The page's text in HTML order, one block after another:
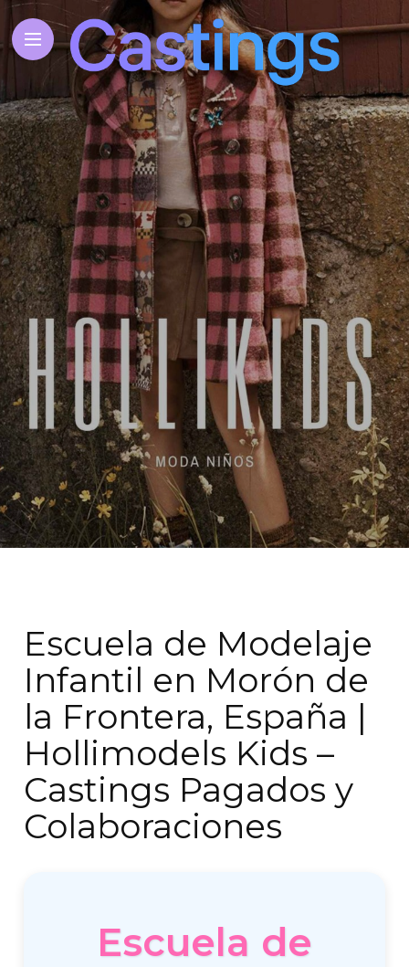
Escuela de Modelaje
Infantil en Morón de
la Frontera, España |
Hollimodels Kids –
Castings Pagados y
Colaboraciones
Escuela de